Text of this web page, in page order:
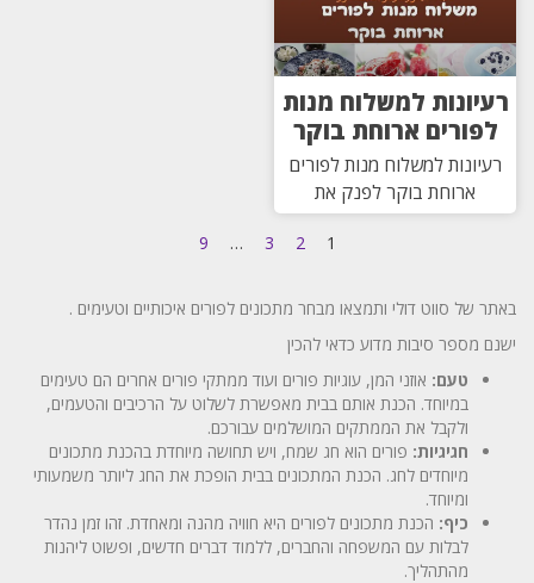
רעיונות למשלוח מנות
לפורים ארוחת בוקר
רעיונות למשלוח מנות לפורים
ארוחת בוקר לפנק את
1
2
3
…
9
באתר של סווט דולי ותמצאו מבחר מתכונים לפורים איכותיים וטעימים .
ישנם מספר סיבות מדוע כדאי להכין
טעם: אוזני המן, עוגיות פורים ועוד ממתקי פורים אחרים הם טעימים
במיוחד. הכנת אותם בבית מאפשרת לשלוט על הרכיבים והטעמים,
ולקבל את הממתקים המושלמים עבורכם.
חגיגיות: פורים הוא חג שמח, ויש תחושה מיוחדת בהכנת מתכונים
מיוחדים לחג. הכנת המתכונים בבית הופכת את החג ליותר משמעותי
ומיוחד.
כיף: הכנת מתכונים לפורים היא חוויה מהנה ומאחדת. זהו זמן נהדר
לבלות עם המשפחה והחברים, ללמוד דברים חדשים, ופשוט ליהנות
מהתהליך.